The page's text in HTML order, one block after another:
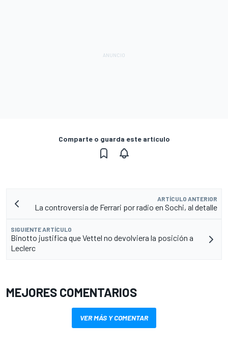
Comparte o guarda este artículo
ARTÍCULO ANTERIOR
La controversia de Ferrari por radio en Sochi, al detalle
SIGUIENTE ARTÍCULO
Binotto justifica que Vettel no devolviera la posición a
Leclerc
MEJORES COMENTARIOS
VER MÁS Y COMENTAR